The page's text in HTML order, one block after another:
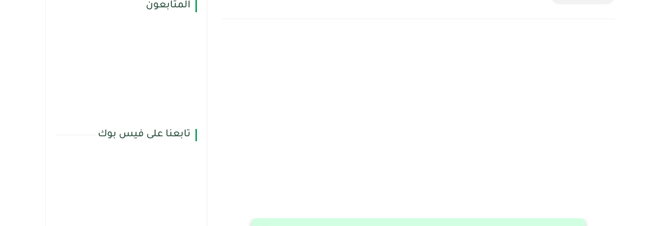
المتابعون
تابعنا على فيس بوك